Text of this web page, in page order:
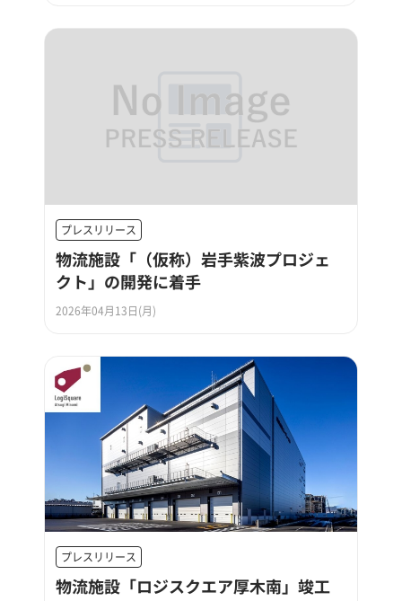
プレスリリース
物流施設「（仮称）岩手紫波プロジェ
クト」の開発に着手
2026年04月13日(月)
プレスリリース
物流施設「ロジスクエア厚木南」竣工